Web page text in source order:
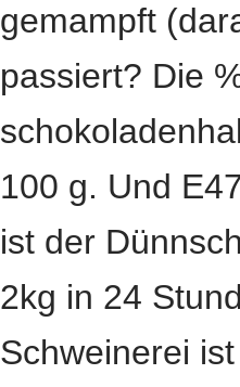
gemampft
passiert? Die
100 g. Und
ist der
2kg in 24
Schweinerei